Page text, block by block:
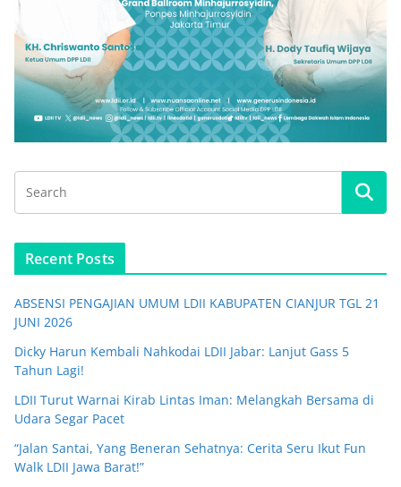
Recent Posts
ABSENSI PENGAJIAN UMUM LDII KABUPATEN CIANJUR TGL 21
JUNI 2026
Dicky Harun Kembali Nahkodai LDII Jabar: Lanjut Gass 5
Tahun Lagi!
LDII Turut Warnai Kirab Lintas Iman: Melangkah Bersama di
Udara Segar Pacet
“Jalan Santai, Yang Beneran Sehatnya: Cerita Seru Ikut Fun
Walk LDII Jawa Barat!”